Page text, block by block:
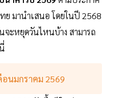
ย มานำเสนอ โดยในปี 2568
จะหยุดวันไหนบ้าง สามารถ
นมกราคม 2569